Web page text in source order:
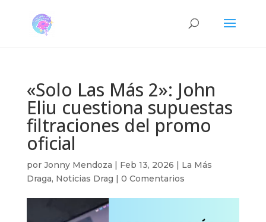
«Solo Las Más 2»: John
Eliu cuestiona supuestas
filtraciones del promo
oficial
por Jonny Mendoza | Feb 13, 2026 | La Más
Draga, Noticias Drag | 0 Comentarios